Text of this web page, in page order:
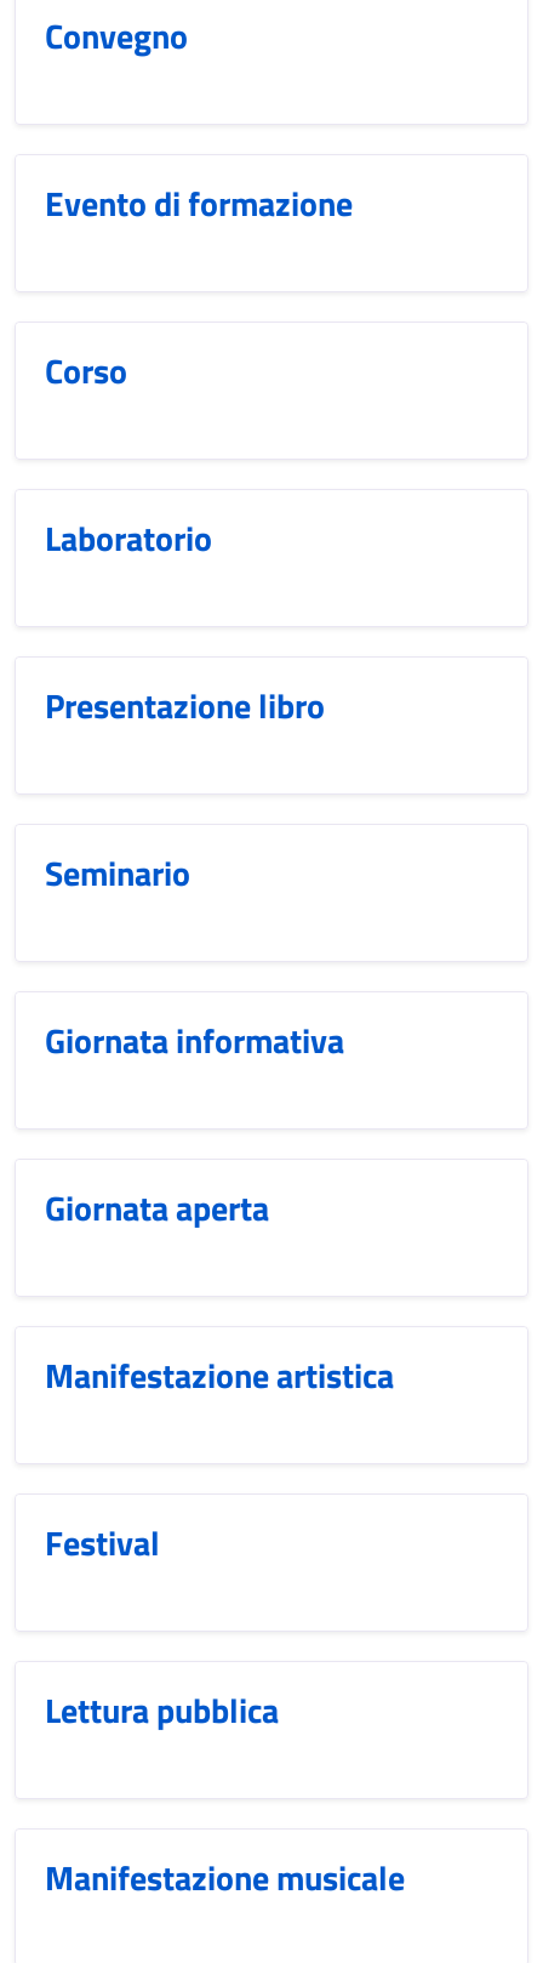
Convegno
Evento di formazione
Corso
Laboratorio
Presentazione libro
Seminario
Giornata informativa
Giornata aperta
Manifestazione artistica
Festival
Lettura pubblica
Manifestazione musicale